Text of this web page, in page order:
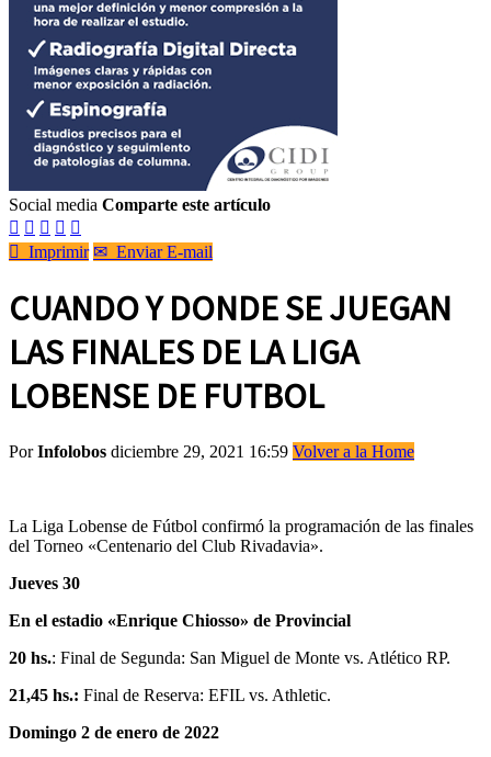
Social media Comparte este artículo
    
 Imprimir ✉ Enviar E-mail
CUANDO Y DONDE SE JUEGAN
LAS FINALES DE LA LIGA
LOBENSE DE FUTBOL
PorInfolobos diciembre 29, 2021 16:59 Volver a la Home
La Liga Lobense de Fútbol confirmó la programación de las finales
del Torneo «Centenario del Club Rivadavia».
Jueves 30
En el estadio «Enrique Chiosso» de Provincial
20 hs.: Final de Segunda: San Miguel de Monte vs. Atlético RP.
21,45 hs.: Final de Reserva: EFIL vs. Athletic.
Domingo 2 de enero de 2022